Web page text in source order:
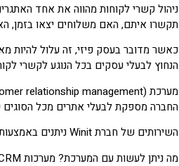
ניהול קשרי לקוחות מהווה את אחד
תקשרו איתם, האם משלוחים יצאו בזמן,
הנחוץ לבעלי עסקים בכל הנוגע לקשרי
החברה מספקת לבעלי אתרים מכל הסוגים
השירותים של חברת Winit ניתנים באמצעות שירותי ענן, כך שאין צורך להתעסק בתוכנות תיווך מיוחדות עבור העסק שלכם. מה